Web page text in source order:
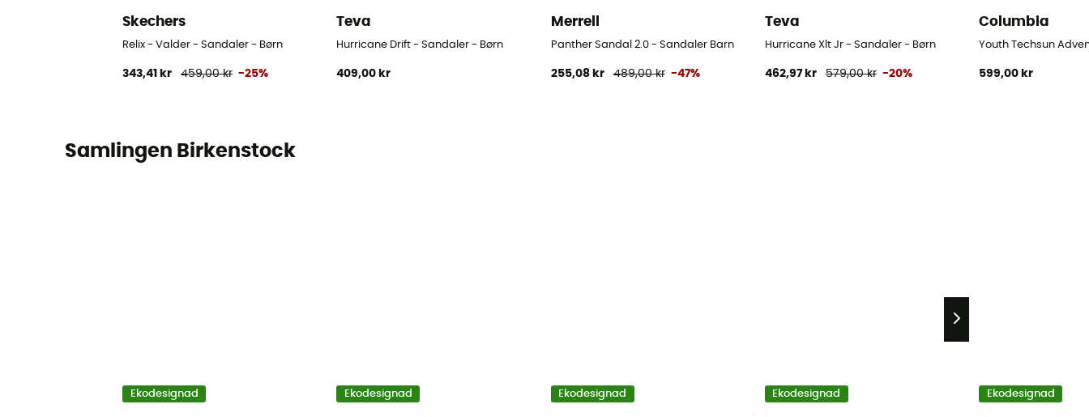
Skechers
Relix - Valder - Sandaler - Børn
343,41 kr 459,00 kr -25%
Teva
Hurricane Drift - Sandaler - Børn
409,00 kr
Merrell
Panther Sandal 2.0 - Sandaler Barn
255,08 kr 489,00 kr -47%
Teva
Hurricane Xlt Jr - Sandaler - Børn
462,97 kr 579,00 kr -20%
Columbia
Youth Techsun
599,00 kr
Samlingen Birkenstock
Ekodesignad Ekodesignad Ekodesignad Ekodesignad Ekodesignad